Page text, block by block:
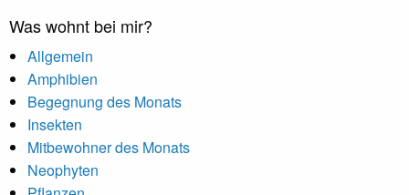
Was wohnt bei mir?
Allgemein
Amphibien
Begegnung des Monats
Insekten
Mitbewohner des Monats
Neophyten